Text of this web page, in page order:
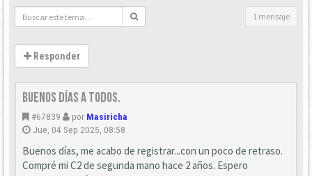
1 mensaje
Responder
Buenos días a todos.
#67839 por Masiricha
Jue, 04 Sep 2025, 08:58
Buenos días, me acabo de registrar...con un poco de retraso.
Compré mi C2 de segunda mano hace 2 años. Espero